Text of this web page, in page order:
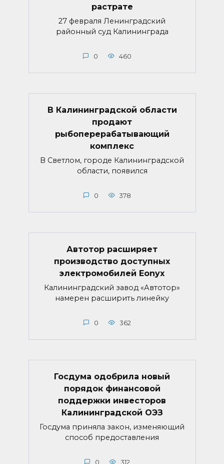
растрате
27 февраля Ленинградский
районный суд Калининграда
0 460
В Калининградской области
продают
рыбоперерабатывающий
комплекс
В Светлом, городе Калининградской
области, появился
0 378
Автотор расширяет
производство доступных
электромобилей Eonyx
Калининградский завод «Автотор»
намерен расширить линейку
0 362
Госдума одобрила новый
порядок финансовой
поддержки инвесторов
Калининградской ОЭЗ
Госдума приняла закон, изменяющий
способ предоставления
0 312